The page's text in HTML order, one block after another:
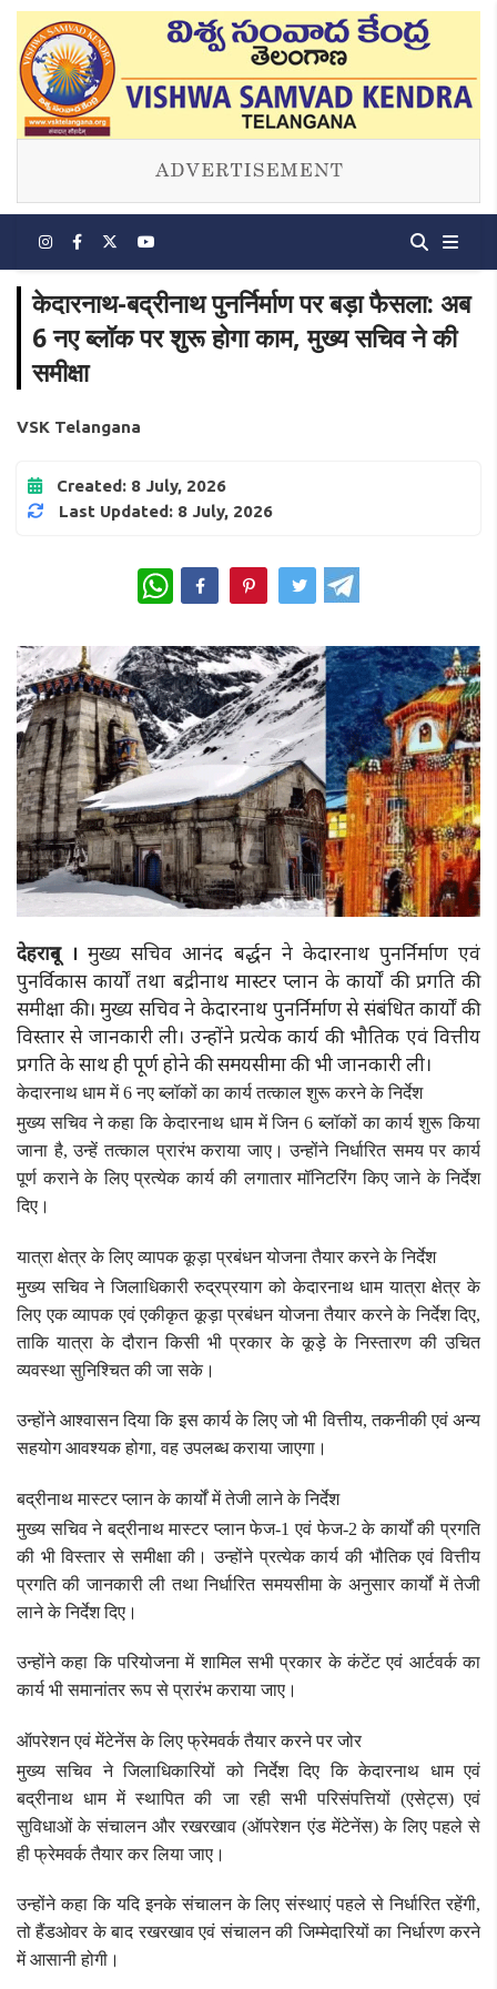
केदारनाथ-बद्रीनाथ पुनर्निर्माण पर बड़ा फैसला: अब
6 नए ब्लॉक पर शुरू होगा काम, मुख्य सचिव ने की
समीक्षा
VSK Telangana
Created: 8 July, 2026
Last Updated: 8 July, 2026
WhatsApp
देहरादून । मुख्य सचिव आनंद बर्द्धन ने केदारनाथ पुनर्निर्माण एवं
पुनर्विकास कार्यों तथा बद्रीनाथ मास्टर प्लान के कार्यों की प्रगति की
समीक्षा की। मुख्य सचिव ने केदारनाथ पुनर्निर्माण से संबंधित कार्यों की
विस्तार से जानकारी ली। उन्होंने प्रत्येक कार्य की भौतिक एवं वित्तीय
प्रगति के साथ ही पूर्ण होने की समयसीमा की भी जानकारी ली।
केदारनाथ धाम में 6 नए ब्लॉकों का कार्य तत्काल शुरू करने के निर्देश
मुख्य सचिव ने कहा कि केदारनाथ धाम में जिन 6 ब्लॉकों का कार्य शुरू किया
जाना है, उन्हें तत्काल प्रारंभ कराया जाए। उन्होंने निर्धारित समय पर कार्य
पूर्ण कराने के लिए प्रत्येक कार्य की लगातार मॉनिटरिंग किए जाने के निर्देश
दिए।
यात्रा क्षेत्र के लिए व्यापक कूड़ा प्रबंधन योजना तैयार करने के निर्देश
मुख्य सचिव ने जिलाधिकारी रुद्रप्रयाग को केदारनाथ धाम यात्रा क्षेत्र के
लिए एक व्यापक एवं एकीकृत कूड़ा प्रबंधन योजना तैयार करने के निर्देश दिए,
ताकि यात्रा के दौरान किसी भी प्रकार के कूड़े के निस्तारण की उचित
व्यवस्था सुनिश्चित की जा सके।
उन्होंने आश्वासन दिया कि इस कार्य के लिए जो भी वित्तीय, तकनीकी एवं अन्य
सहयोग आवश्यक होगा, वह उपलब्ध कराया जाएगा।
बद्रीनाथ मास्टर प्लान के कार्यों में तेजी लाने के निर्देश
मुख्य सचिव ने बद्रीनाथ मास्टर प्लान फेज-1 एवं फेज-2 के कार्यों की प्रगति
की भी विस्तार से समीक्षा की। उन्होंने प्रत्येक कार्य की भौतिक एवं वित्तीय
प्रगति की जानकारी ली तथा निर्धारित समयसीमा के अनुसार कार्यों में तेजी
लाने के निर्देश दिए।
उन्होंने कहा कि परियोजना में शामिल सभी प्रकार के कंटेंट एवं आर्टवर्क का
कार्य भी समानांतर रूप से प्रारंभ कराया जाए।
ऑपरेशन एवं मेंटेनेंस के लिए फ्रेमवर्क तैयार करने पर जोर
मुख्य सचिव ने जिलाधिकारियों को निर्देश दिए कि केदारनाथ धाम एवं
बद्रीनाथ धाम में स्थापित की जा रही सभी परिसंपत्तियों (एसेट्स) एवं
सुविधाओं के संचालन और रखरखाव (ऑपरेशन एंड मेंटेनेंस) के लिए पहले से
ही फ्रेमवर्क तैयार कर लिया जाए।
उन्होंने कहा कि यदि इनके संचालन के लिए संस्थाएं पहले से निर्धारित रहेंगी,
तो हैंडओवर के बाद रखरखाव एवं संचालन की जिम्मेदारियों का निर्धारण करने
में आसानी होगी।